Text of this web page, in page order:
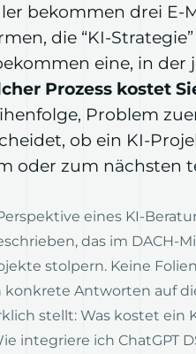
bekommen drei E-
die “KI-
eine, in der
Prozess kostet
Problem
ob ein KI-
oder zum nächsten
eines KI-
das im DACH-
stolpern. Keine
konkrete Antworten auf
stellt: Was kostet ein
integriere ich ChatGPT